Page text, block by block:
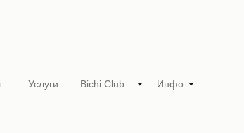
Услуги Bichi Club Инфо